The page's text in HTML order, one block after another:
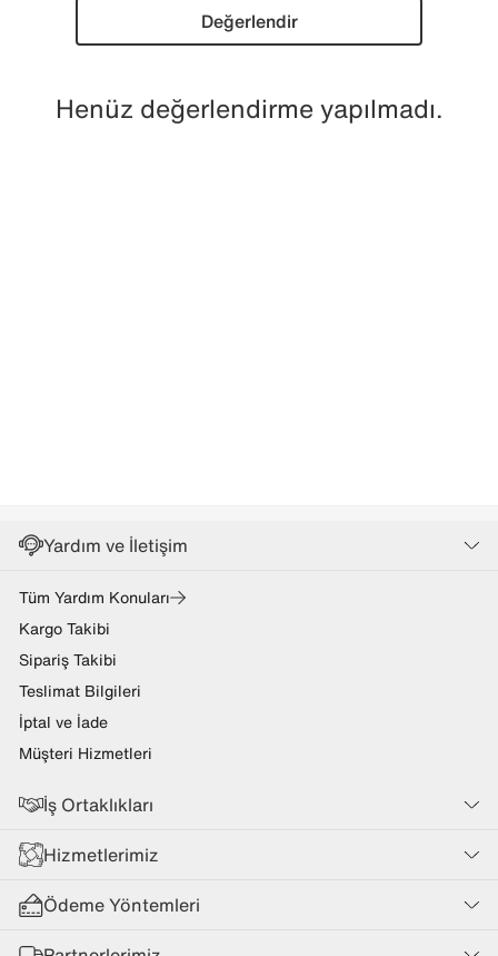
Değerlendir
Henüz değerlendirme yapılmadı.
Yardım ve İletişim
Tüm Yardım Konuları
Kargo Takibi
Sipariş Takibi
Teslimat Bilgileri
İptal ve İade
Müşteri Hizmetleri
İş Ortaklıkları
Hizmetlerimiz
Ödeme Yöntemleri